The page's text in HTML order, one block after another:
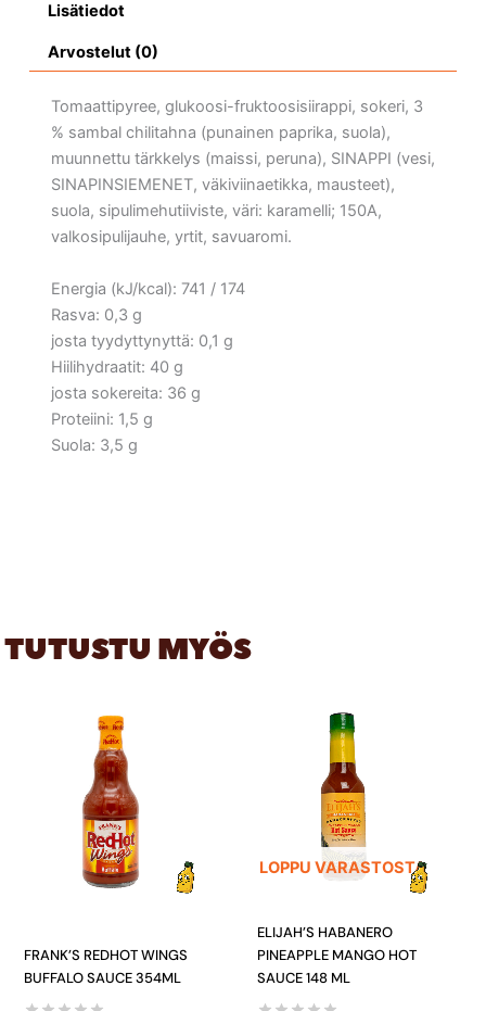
Lisätiedot
Arvostelut (0)
Tomaattipyree, glukoosi-fruktoosisiirappi, sokeri, 3
% sambal chilitahna (punainen paprika, suola),
muunnettu tärkkelys (maissi, peruna), SINAPPI (vesi,
SINAPINSIEMENET, väkiviinaetikka, mausteet),
suola, sipulimehutiiviste, väri: karamelli; 150A,
valkosipulijauhe, yrtit, savuaromi.
Energia (kJ/kcal): 741 / 174
Rasva: 0,3 g
josta tyydyttynyttä: 0,1 g
Hiilihydraatit: 40 g
josta sokereita: 36 g
Proteiini: 1,5 g
Suola: 3,5 g
TUTUSTU MYÖS
FRANK’S REDHOT WINGS
BUFFALO SAUCE 354ML
LOPPU VARASTOSTA
ELIJAH’S HABANERO
PINEAPPLE MANGO HOT
SAUCE 148 ML